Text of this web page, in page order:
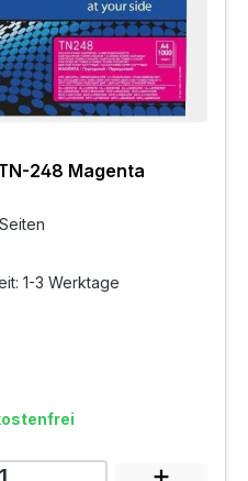
248 Magenta
1-3 Werktage